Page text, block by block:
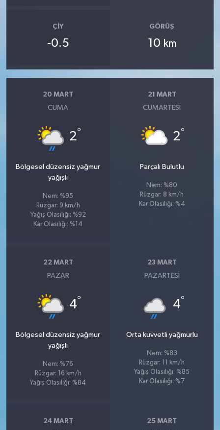
ÇIY
-0.5
GÖRÜŞ
10 km
20 MART
CUMA
2°
Bölgesel düzensiz yağmur
yağışlı
Nem: %95
Rüzgar: 9 km/h
Yağış Olasılığı: %92
Kar Olasılığı: %14
21 MART
CUMARTESI
2°
Parçalı Bulutlu
Nem: %80
Rüzgar: 8 km/h
Kar Olasılığı: %4
22 MART
PAZAR
4°
Bölgesel düzensiz yağmur
yağışlı
Nem: %76
Rüzgar: 16 km/h
Yağış Olasılığı: %84
23 MART
PAZARTESI
4°
Orta kuvvetli yağmurlu
Nem: %83
Rüzgar: 11 km/h
Yağış Olasılığı: %85
Kar Olasılığı: %7
24 MART 25 MART